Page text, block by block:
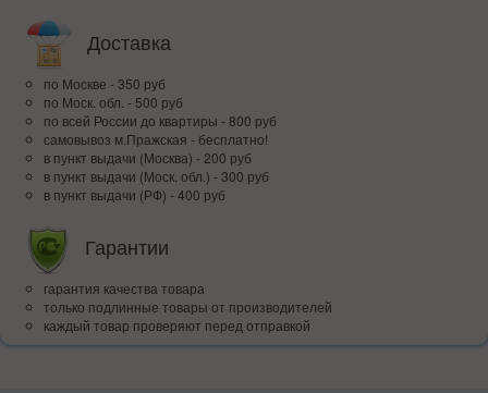
Доставка
по Москве - 350 руб
по Моск. обл. - 500 руб
по всей Росcии до квартиры - 800 руб
самовывоз м.Пражская - бесплатно!
в пункт выдачи (Москва) - 200 руб
в пункт выдачи (Моск. обл.) - 300 руб
в пункт выдачи (РФ) - 400 руб
Гарантии
гарантия качества товара
только подлинные товары от производителей
каждый товар проверяют перед отправкой